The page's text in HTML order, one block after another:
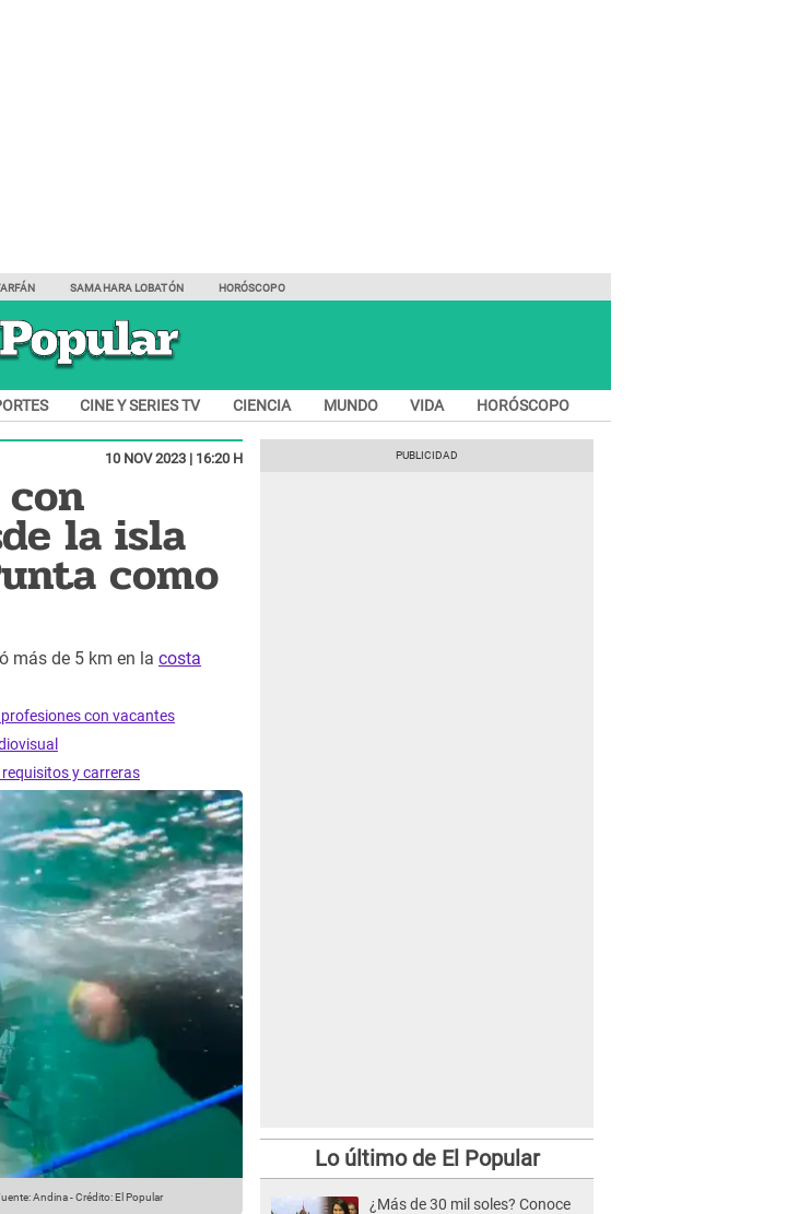
SAMAHARA LOBATÓN HORÓSCOPO
CINE Y SERIES TV CIENCIA MUNDO VIDA HORÓSCOPO
10 NOV 2023 | 16:20 H
la isla
como
más de 5 km en la costa
con vacantes
y carreras
Andina-Crédito: El Popular
Lo último de El Popular
¿Más de 30 mil soles? Conoce